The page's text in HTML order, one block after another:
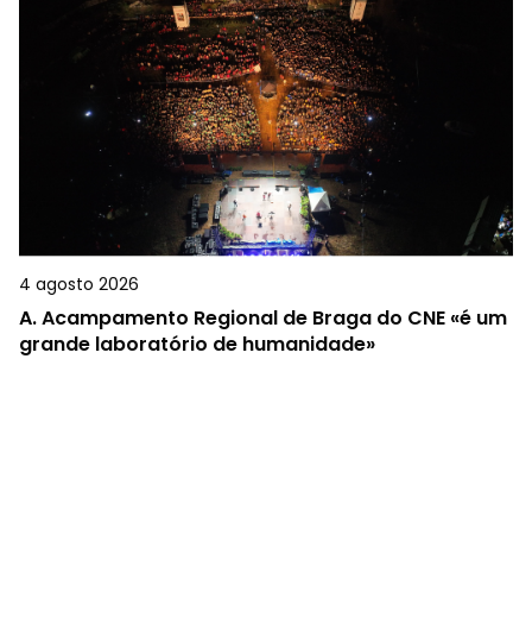
4 agosto 2026
A.Acampamento Regional de Braga do CNE «é um
grande laboratório de humanidade»